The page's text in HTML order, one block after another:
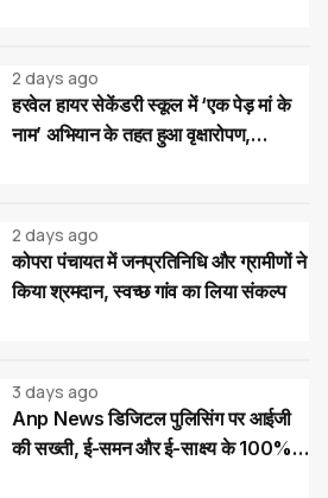
2 days ago
हरवेल हायर सेकेंडरी स्कूल में ‘एक पेड़ मां के
नाम’ अभियान के तहत हुआ वृक्षारोपण,
2 days ago
कोपरा पंचायत में जनप्रतिनिधि और ग्रामीणों ने
किया श्रमदान, स्वच्छ गांव का लिया संकल्प
3 days ago
Anp News डिजिटल पुलिसिंग पर आईजी
की सख्ती, ई-समन और ई-साक्ष्य के 100%